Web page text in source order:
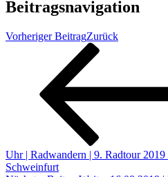
Beitragsnavigation
Vorheriger BeitragZurück
Uhr | Radwandern | 9. Radtour
Schweinfurt